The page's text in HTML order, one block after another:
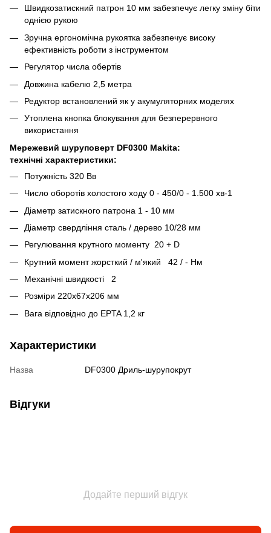
Швидкозатискний патрон 10 мм забезпечує легку зміну біти
однією рукою
Зручна ергономічна рукоятка забезпечує високу
ефективність роботи з інструментом
Регулятор числа обертів
Довжина кабелю 2,5 метра
Редуктор встановлений як у акумуляторних моделях
Утоплена кнопка блокування для безперервного
використання
Мережевий шуруповерт DF0300 Makita:
технічні характеристики:
Потужність 320 Вв
Число оборотів холостого ходу 0 - 450/0 - 1.500 хв-1
Діаметр затискного патрона 1 - 10 мм
Діаметр свердління сталь / дерево 10/28 мм
Регулювання крутного моменту 20 + D
Крутний момент жорсткий / м'який 42 / - Нм
Механічні швидкості 2
Розміри 220x67x206 мм
Вага відповідно до EPTA 1,2 кг
Характеристики
Назва DF0300 Дриль-шурупокрут
Відгуки
Додайте перший відгук